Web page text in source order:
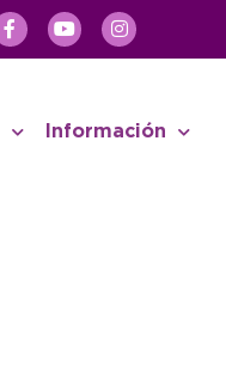
Información